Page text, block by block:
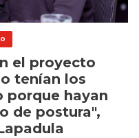
el proyecto
tenían los
porque hayan
de postura",